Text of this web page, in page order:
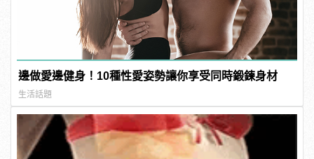
邊做愛邊健身！10種性愛姿勢讓你享受同時鍛鍊身材
生活話題